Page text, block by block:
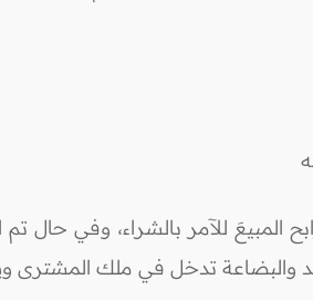
المبيعَ للآمر بالشراء، وفي
والبضاعة تدخل في ملك المشترى